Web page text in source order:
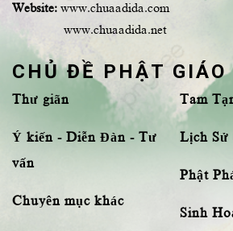
Website: www.chuaadida.com
www.chuaadida.net
CHỦ ĐỀ PHẬT GIÁO
Thư giãn
Ý kiến - Diễn Đàn - Tư
vấn
Chuyên mục khác
Tam
Lịch Sử
Phật
Sinh